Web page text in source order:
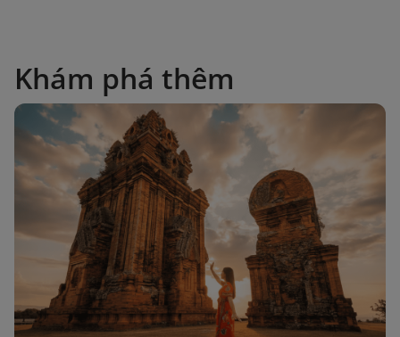
Khám phá thêm